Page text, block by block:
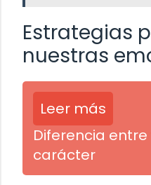
Estrategias
nuestras
Leer más
Diferencia
carácter